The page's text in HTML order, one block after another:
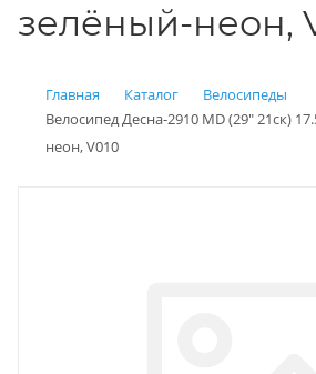
зелёный-неон,
Главная Каталог
Велосипеды
Велосипед Десна-2910 MD (29" 21ск)
неон, V010